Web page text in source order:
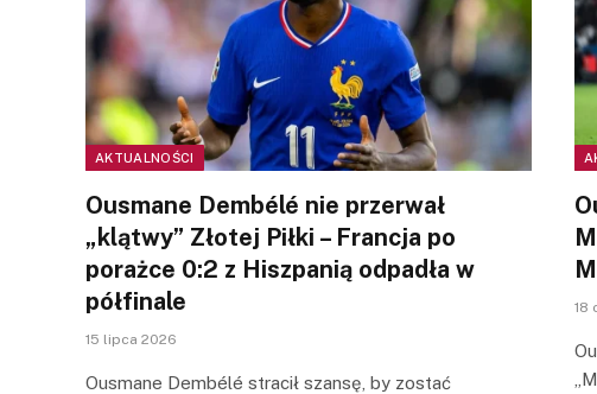
AKTUALNOŚCI
Ousmane Dembélé nie przerwał
„klątwy” Złotej Piłki – Francja po
porażce 0:2 z Hiszpanią odpadła w
półfinale
15 lipca 2026
Ousmane Dembélé stracił szansę, by zostać
18